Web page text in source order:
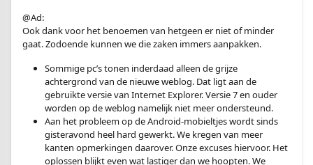
@Ad:
Ook dank voor het benoemen van hetgeen er niet of minder
gaat. Zodoende kunnen we die zaken immers aanpakken.
Sommige pc’s tonen inderdaad alleen de grijze
achtergrond van de nieuwe weblog. Dat ligt aan de
gebruikte versie van Internet Explorer. Versie 7 en ouder
worden op de weblog namelijk niet meer ondersteund.
Aan het probleem op de Android-mobieltjes wordt sinds
gisteravond heel hard gewerkt. We kregen van meer
kanten opmerkingen daarover. Onze excuses hiervoor. Het
oplossen blijkt even wat lastiger dan we hoopten. We